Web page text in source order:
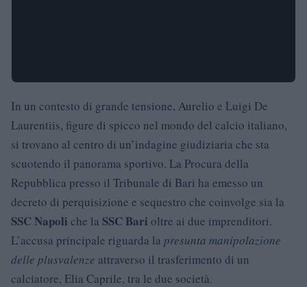
In un contesto di grande tensione, Aurelio e Luigi De
Laurentiis, figure di spicco nel mondo del calcio italiano,
si trovano al centro di un’indagine giudiziaria che sta
scuotendo il panorama sportivo. La Procura della
Repubblica presso il Tribunale di Bari ha emesso un
decreto di perquisizione e sequestro che coinvolge sia la
SSC Napoli che la SSC Bari oltre ai due imprenditori.
L’accusa principale riguarda la presunta manipolazione
delle plusvalenze attraverso il trasferimento di un
calciatore, Elia Caprile, tra le due società.